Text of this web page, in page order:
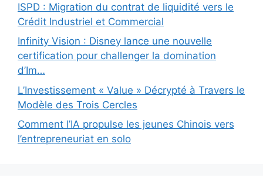
ISPD : Migration du contrat de liquidité vers le
Crédit Industriel et Commercial
Infinity Vision : Disney lance une nouvelle
certification pour challenger la domination
d’Im…
L’Investissement « Value » Décrypté à Travers le
Modèle des Trois Cercles
Comment l’IA propulse les jeunes Chinois vers
l’entrepreneuriat en solo